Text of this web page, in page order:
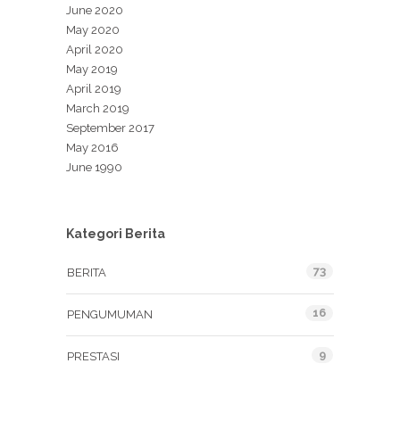
June 2020
May 2020
April 2020
May 2019
April 2019
March 2019
September 2017
May 2016
June 1990
Kategori Berita
BERITA 73
PENGUMUMAN 16
PRESTASI 9